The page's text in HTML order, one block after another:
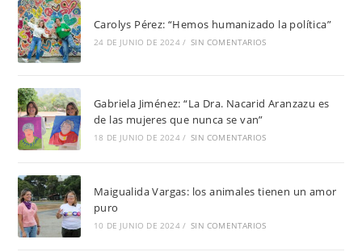
Carolys Pérez: “Hemos humanizado la política”
24 DE JUNIO DE 2024 / SIN COMENTARIOS
Gabriela Jiménez: “La Dra. Nacarid Aranzazu es
de las mujeres que nunca se van”
18 DE JUNIO DE 2024 / SIN COMENTARIOS
Maigualida Vargas: los animales tienen un amor
puro
10 DE JUNIO DE 2024 / SIN COMENTARIOS